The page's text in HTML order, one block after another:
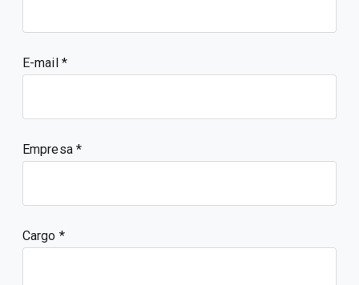
E-mail
Empresa
Cargo